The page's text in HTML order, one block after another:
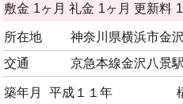
敷金 1ヶ月 礼金 1ヶ月 更新料
所在地
神奈川県横浜市金
交通
京急本線金沢八景
築年月 平成１１年